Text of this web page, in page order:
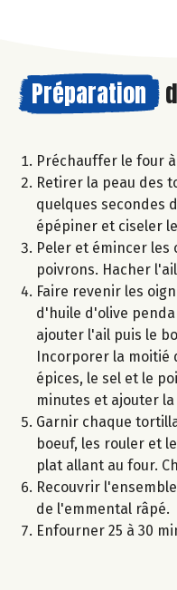
Préparation
Préchauffer le four à
Retirer la peau des
quelques secondes
épépiner et ciseler
Peler et émincer les
poivrons. Hacher
Faire revenir les
d'huile d'olive
ajouter l'ail puis le
Incorporer la moitié
épices, le sel et le
minutes et ajouter
Garnir chaque
boeuf, les rouler et
plat allant au four.
Recouvrir
de l'emmental râpé.
Enfourner 25 à 30